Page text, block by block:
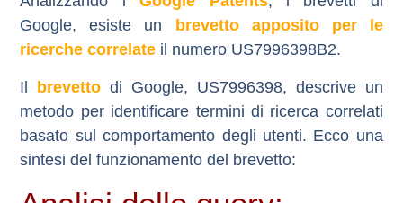
Google, esiste un
brevetto apposito per le
ricerche correlate il numero US7996398B2.
Il brevetto di Google, US7996398, descrive un
metodo per identificare termini di ricerca correlati
basato sul comportamento degli utenti. Ecco una
sintesi del funzionamento del brevetto: